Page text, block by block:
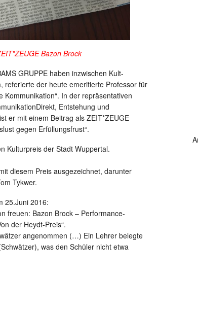
Bazon Brock
GRUPPE haben inzwischen Kult-
referierte der heute emeritierte Professor für
Kommunikation“. In der repräsentativen
Entstehung und
er mit einem Beitrag als ZEIT*ZEUGE
gegen Erfüllungsfrust“.
Kulturpreis der Stadt Wuppertal.
diesem Preis ausgezeichnet, darunter
Tykwer.
25.Juni 2016:
freuen: Bazon Brock – Performance-
der Heydt-Preis“.
angenommen (…) Ein Lehrer belegte
was den Schüler nicht etwa